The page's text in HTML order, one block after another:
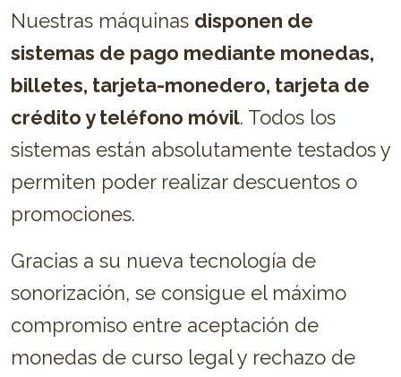
Nuestras máquinas disponen de
sistemas de pago mediante monedas,
billetes, tarjeta-monedero, tarjeta de
crédito y teléfono móvil. Todos los
sistemas están absolutamente testados y
permiten poder realizar descuentos o
promociones.
Gracias a su nueva tecnología de
sonorización, se consigue el máximo
compromiso entre aceptación de
monedas de curso legal y rechazo de